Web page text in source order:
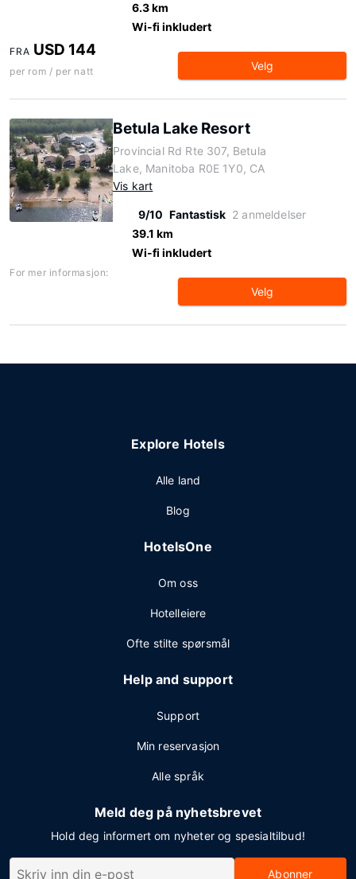
6.3 km
Wi-fi inkludert
FRA USD 144
per rom / per natt Velg
Betula Lake Resort
Provincial Rd Rte 307, Betula
Lake, Manitoba R0E 1Y0, CA
Vis kart
9/10 Fantastisk 2 anmeldelser
39.1 km
Wi-fi inkludert
For mer informasjon:
Velg
Explore Hotels
Alle land
Blog
HotelsOne
Om oss
Hotelleiere
Ofte stilte spørsmål
Help and support
Support
Min reservasjon
Alle språk
Meld deg på nyhetsbrevet
Hold deg informert om nyheter og spesialtilbud!
Abonner